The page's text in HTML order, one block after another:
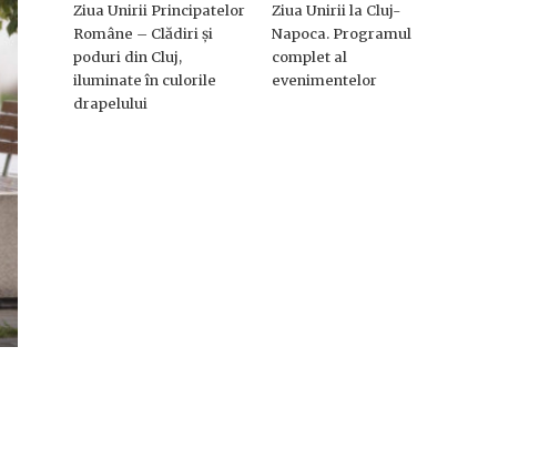
Ziua Unirii Principatelor
Române – Clădiri și
poduri din Cluj,
iluminate în culorile
drapelului
Ziua Unirii la Cluj-
Napoca. Programul
complet al
evenimentelor